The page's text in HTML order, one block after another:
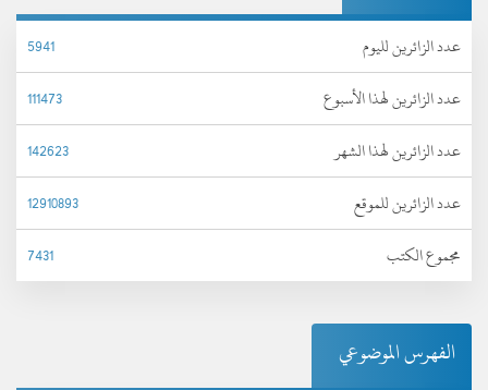
عدد الزائرين لليوم
5941
عدد الزائرين لهذا الأسبوع
111473
عدد الزائرين لهذا الشهر
142623
عدد الزائرين للموقع
12910893
مجموع الكتب
7431
الفهرس الموضوعي